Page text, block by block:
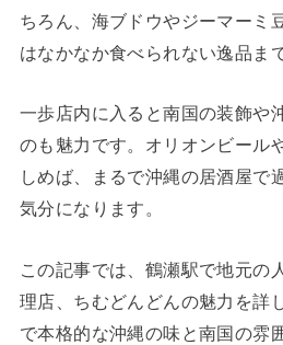
ちろん、海ブドウやジーマーミ
はなかなか食べられない逸品ま
一歩店内に入ると南国の装飾や
のも魅力です。オリオンビール
しめば、まるで沖縄の居酒屋で
気分になります。
この記事では、鶴瀬駅で地元の
理店、ちむどんどんの魅力を詳
で本格的な沖縄の味と南国の雰